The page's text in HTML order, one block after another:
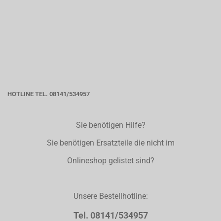
HOTLINE TEL. 08141/534957
Sie benötigen Hilfe?
Sie benötigen Ersatzteile die nicht im
Onlineshop gelistet sind?
Unsere Bestellhotline:
Tel. 08141/534957